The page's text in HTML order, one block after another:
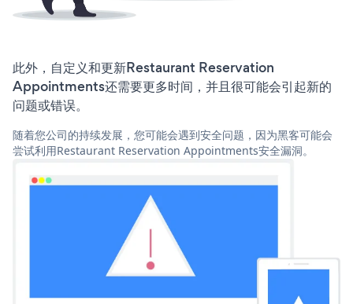
此外，自定义和更新Restaurant Reservation
Appointments还需要更多时间，并且很可能会引起新的
问题或错误。
随着您公司的持续发展，您可能会遇到安全问题，因为黑客可能会
尝试利用Restaurant Reservation Appointments安全漏洞。